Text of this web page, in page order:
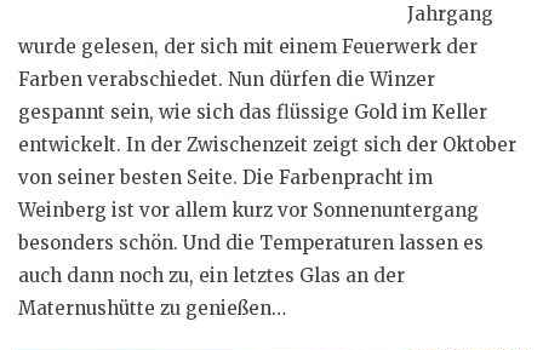
Jahrgang
wurde gelesen, der sich mit einem Feuerwerk der
Farben verabschiedet. Nun dürfen die Winzer
gespannt sein, wie sich das flüssige Gold im Keller
entwickelt. In der Zwischenzeit zeigt sich der Oktober
von seiner besten Seite. Die Farbenpracht im
Weinberg ist vor allem kurz vor Sonnenuntergang
besonders schön. Und die Temperaturen lassen es
auch dann noch zu, ein letztes Glas an der
Maternushütte zu genießen…